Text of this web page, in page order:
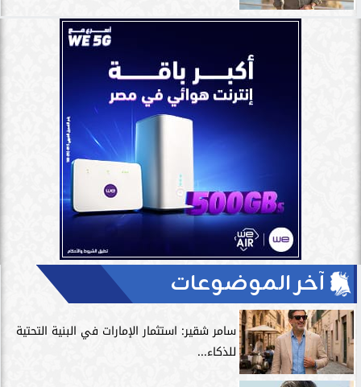
آخر الموضوعات
سامر شقير: استثمار الإمارات في البنية التحتية
للذكاء...